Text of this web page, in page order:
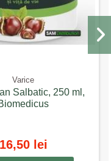
Varice
Salbatic, 250 ml,
16,50 lei